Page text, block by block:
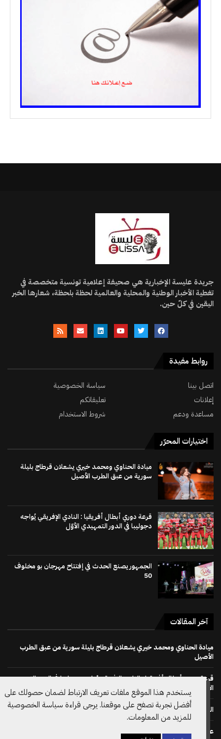
جريدة عليسة الإخبارية هي صحيفة إعلامية تونسية متخصصة في
تغطية الأخبار الوطنية والمحلية والعالمية لحظة بلحظة، شعارها الخبر
اليقين في كلّ حين.
روابط مفيدة
اتصل بينا
سياسة الخصوصية
إعلانات
تعليقاتكم
مساعدة ودعم
شروط الاستخدام
اختيارات المحرّر
ميادة الحناوي ومحمد خيري يشعلان قرطاج بليلة
سورية من عبق الطرب الأصيل
قرعة دوري أبطال أفريقيا : النادي الإفريقي يُواجه
دجوليبا في الدور التمهيدي الأوّل
الجمهور يصنع الحدث في إفتتاح مهرجان بو مخلوف
50
آخر المقالات
ميادة الحناوي ومحمد خيري يشعلان قرطاج بليلة سورية من عبق الطرب
الأصيل
قرعة دوري أبطال أفريقيا : النادي الإفريقي يُواجه دجوليبا في الدور التمهيدي
الأوّل
الجمهور يصنع الحدث في إفتتاح مهرجان بو مخلوف 50
على خطى نظيره الويلزي: الاتحاد الانقليزي لكرة القدم يسحب دعم ترشح
يستخدم هذا الموقع ملفات تعريف الارتباط لضمان حصولك على
أفضل تجربة تصفح على موقعنا. يرجى قراءة سياسة الخصوصية
للمزيد من المعلومات.